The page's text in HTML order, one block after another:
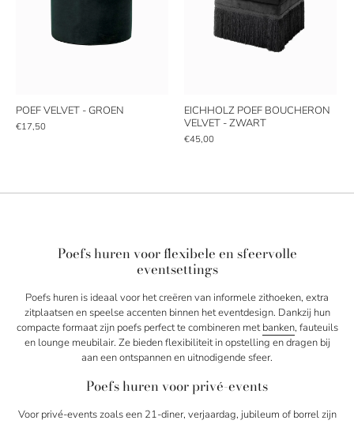
POEF VELVET - GROEN
€17,50
EICHHOLZ POEF BOUCHERON
VELVET - ZWART
€45,00
Poefs huren voor flexibele en sfeervolle
eventsettings
Poefs huren is ideaal voor het creëren van informele zithoeken, extra
zitplaatsen en speelse accenten binnen het eventdesign. Dankzij hun
compacte formaat zijn poefs perfect te combineren metbanken, fauteuils
en lounge meubilair. Ze bieden flexibiliteit in opstelling en dragen bij
aan een ontspannen en uitnodigende sfeer.
Poefs huren voor privé-events
Voor privé-events zoals een 21-diner, verjaardag, jubileum of borrel zijn